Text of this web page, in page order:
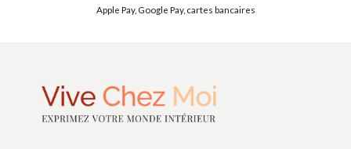
Apple Pay, Google Pay, cartes bancaires